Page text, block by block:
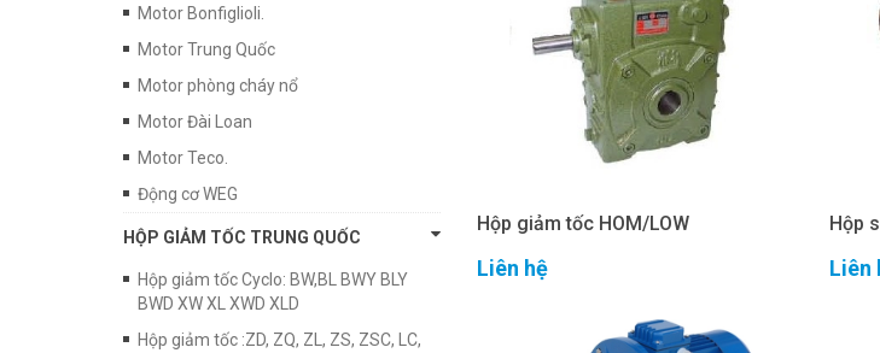
Hộp giảm tốc HOM/LOW
Liên hệ
Hộp
Liên
Motor Bonfiglioli.
Motor Trung Quốc
Motor phòng cháy nổ
Motor Đài Loan
Motor Teco.
Động cơ WEG
HỘP GIẢM TỐC TRUNG QUỐC
Hộp giảm tốc Cyclo: BW,BL BWY BLY
BWD XW XL XWD XLD
Hộp giảm tốc :ZD, ZQ, ZL, ZS, ZSC, LC,